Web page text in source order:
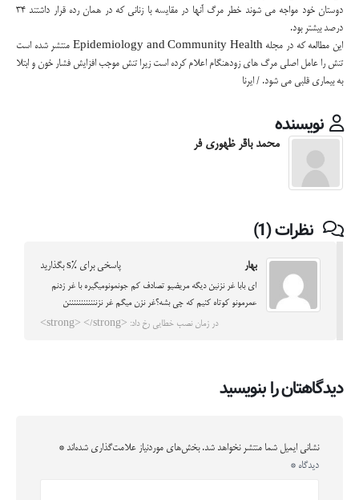
دوستان خود مواجه می شوند خطر مرگ آنها در مقایسه با زنانی که در همان رده قرار داشتند 34
درصد بیشتر بود.
این مطالعه که در مجله Epidemiology and Community Health منتشر شده است
تنش را عامل اصلی مرگ های زودهنگام اعلام کرده است زیرا تنش موجب افزایش فشار خون و ابتلا
به بیماری قلبی می شود. / ایرنا
نویسنده
محمد باقر ظهوری فر
نظرات (1)
بهار پاسخی برای %s بگذارید
ای بابا غر نزنین دیگه مریضیو تصادف کم جونمونومیگیره با غر زدنم
عمرمونو کوتاه کنیم که چی بشه؟غر نزن میگم غر نزننننننننننننن
در زمان نصب خطایی رخ داد: <strong> </strong>
دیدگاهتان را بنویسید
نشانی ایمیل شما منتشر نخواهد شد. بخش‌های موردنیاز علامت‌گذاری شده‌اند *
دیدگاه *